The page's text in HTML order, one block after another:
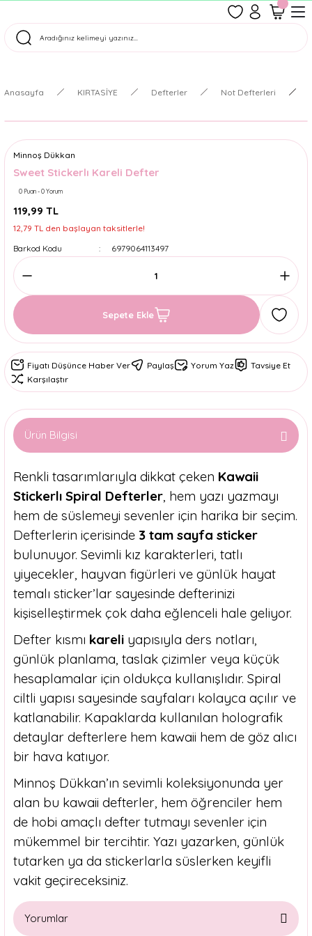
Tüm Siparişler Aynı Gün Kargoda!
Anasayfa KIRTASİYE Defterler Not Defterleri
Minnoş Dükkan
Sweet Stickerlı Kareli Defter
0 Puan - 0 Yorum
119,99 TL
12,79 TL den başlayan taksitlerle!
Barkod Kodu
6979064113497
Sepete Ekle
Fiyatı Düşünce Haber Ver Paylaş Yorum Yaz
Tavsiye Et
Karşılaştır
Ürün Bilgisi
Renkli tasarımlarıyla dikkat çeken Kawaii
Stickerlı Spiral Defterler, hem yazı yazmayı
hem de süslemeyi sevenler için harika bir seçim.
Defterlerin içerisinde 3 tam sayfa sticker
bulunuyor. Sevimli kız karakterleri, tatlı
yiyecekler, hayvan figürleri ve günlük hayat
temalı sticker’lar sayesinde defterinizi
kişiselleştirmek çok daha eğlenceli hale geliyor.
Defter kısmı kareli yapısıyla ders notları,
günlük planlama, taslak çizimler veya küçük
hesaplamalar için oldukça kullanışlıdır. Spiral
ciltli yapısı sayesinde sayfaları kolayca açılır ve
katlanabilir. Kapaklarda kullanılan holografik
detaylar defterlere hem kawaii hem de göz alıcı
bir hava katıyor.
Minnoş Dükkan’ın sevimli koleksiyonunda yer
alan bu kawaii defterler, hem öğrenciler hem
de hobi amaçlı defter tutmayı sevenler için
mükemmel bir tercihtir. Yazı yazarken, günlük
tutarken ya da stickerlarla süslerken keyifli
vakit geçireceksiniz.
Yorumlar